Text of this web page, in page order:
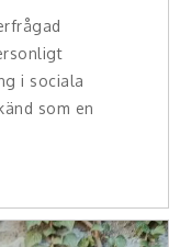
i sociala
som en